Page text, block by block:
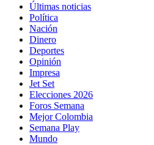
Últimas noticias
Política
Nación
Dinero
Deportes
Opinión
Impresa
Jet Set
Elecciones 2026
Foros Semana
Mejor Colombia
Semana Play
Mundo